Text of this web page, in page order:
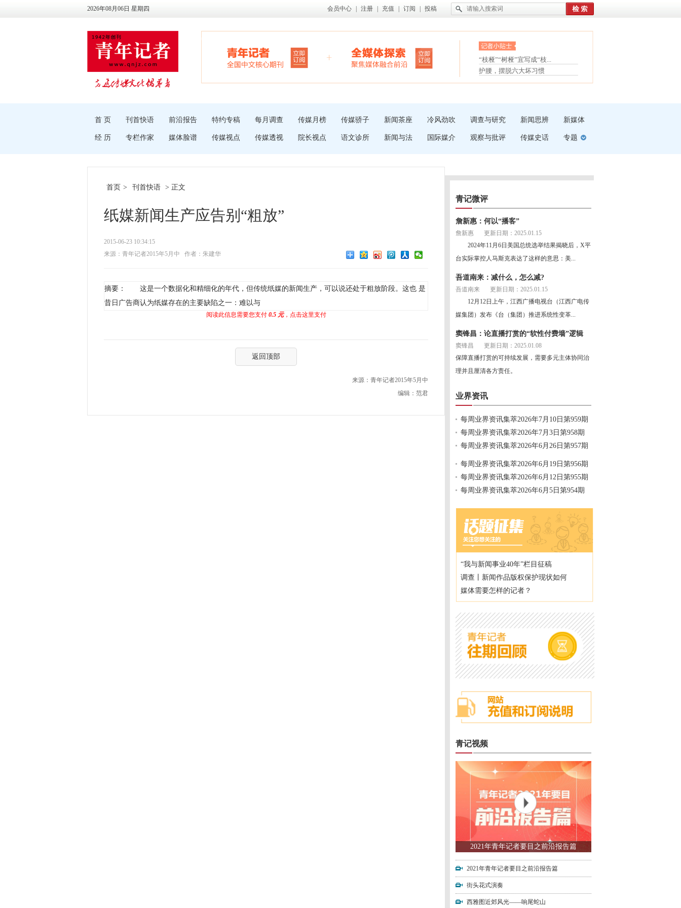
2026年08月06日 星期四 会员中心 注册 充值 订阅 投稿
眼白变红或是结膜下出血
“枝桠”“树桠”宜写成“枝...
夏天缓解疲劳有三招
护腰，摆脱六大坏习惯
受伤了冰敷还是热敷
首 页 刊首快语 前沿报告 特约专稿 每月调查 传媒月榜 传媒骄子 新闻茶座 冷风劲吹 调查与研究 新闻思辨 新媒体
经 历 专栏作家 媒体脸谱 传媒视点 传媒透视 院长视点 语文诊所 新闻与法 国际媒介 观察与批评 传媒史话 专题
首页 > 刊首快语 > 正文
纸媒新闻生产应告别“粗放”
2015-06-23 10:34:15
来源：青年记者2015年5月中
作者：朱建华
摘要： 这是一个数据化和精细化的年代，但传统纸媒的新闻生产，可以说还处于粗放阶段。这也 是
昔日广告商认为纸媒存在的主要缺陷之一：难以与
阅读此信息需要您支付 0.5 元，点击这里支付
返回顶部
来源：青年记者2015年5月中
编辑：范君
青记微评
詹新惠：何以“播客”
詹新惠
更新日期：2025.01.15
2024年11月6日美国总统选举结果揭晓后，X平
台实际掌控人马斯克表达了这样的意思：美...
吾道南来：减什么，怎么减?
吾道南来
更新日期：2025.01.15
12月12日上午，江西广播电视台（江西广电传
媒集团）发布《台（集团）推进系统性变革...
窦锋昌：论直播打赏的“软性付费墙”逻辑
窦锋昌
更新日期：2025.01.08
保障直播打赏的可持续发展，需要多元主体协同治
理并且厘清各方责任。
业界资讯
每周业界资讯集萃2026年7月10日第959期
每周业界资讯集萃2026年7月3日第958期
每周业界资讯集萃2026年6月26日第957期
每周业界资讯集萃2026年6月19日第956期
每周业界资讯集萃2026年6月12日第955期
每周业界资讯集萃2026年6月5日第954期
“我与新闻事业40年”栏目征稿
调查丨新闻作品版权保护现状如何
媒体需要怎样的记者？
青记视频
2021年青年记者要目之前沿报告篇
2021年青年记者要目之前沿报告篇
街头花式演奏
西雅图近郊风光——响尾蛇山